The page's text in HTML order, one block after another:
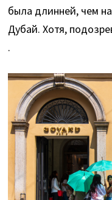
была длинней, чем
Дубай. Хотя,
.